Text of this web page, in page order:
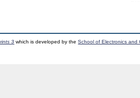
3 which is developed by theSchool of Electronics and